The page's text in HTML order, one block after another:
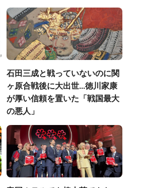
石田三成と戦っていないのに関
ヶ原合戦後に大出世...徳川家康
が厚い信頼を置いた「戦国最大
の悪人」